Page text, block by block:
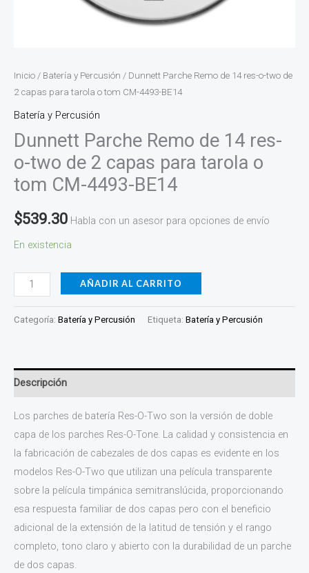
Inicio / Batería y Percusión / Dunnett Parche Remo de 14 res-o-two de
2 capas para tarola o tom CM-4493-BE14
Batería y Percusión
Dunnett Parche Remo de 14 res-
o-two de 2 capas para tarola o
tom CM-4493-BE14
$539.30 Habla con un asesor para opciones de envío
En existencia
4493-
BE14
cantidad
AÑADIR AL CARRITO
Categoría: Batería y Percusión Etiqueta: Batería y Percusión
Descripción
Los parches de batería Res-O-Two son la versión de doble
capa de los parches Res-O-Tone. La calidad y consistencia en
la fabricación de cabezales de dos capas es evidente en los
modelos Res-O-Two que utilizan una película transparente
sobre la película timpánica semitranslúcida, proporcionando
esa respuesta familiar de dos capas pero con el beneficio
adicional de la extensión de la latitud de tensión y el rango
completo, tono claro y abierto con la durabilidad de un parche
de dos capas.